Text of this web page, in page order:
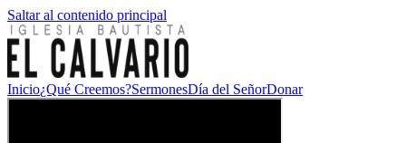
Saltar al contenido principal
Inicio¿Qué Creemos?SermonesDía del SeñorDonar